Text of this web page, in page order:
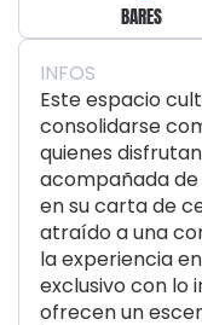
BARES
INFOS
Este espacio
consolidarse
quienes
acompañada de
en su carta de
atraído a una
la experiencia
exclusivo con lo
ofrecen un